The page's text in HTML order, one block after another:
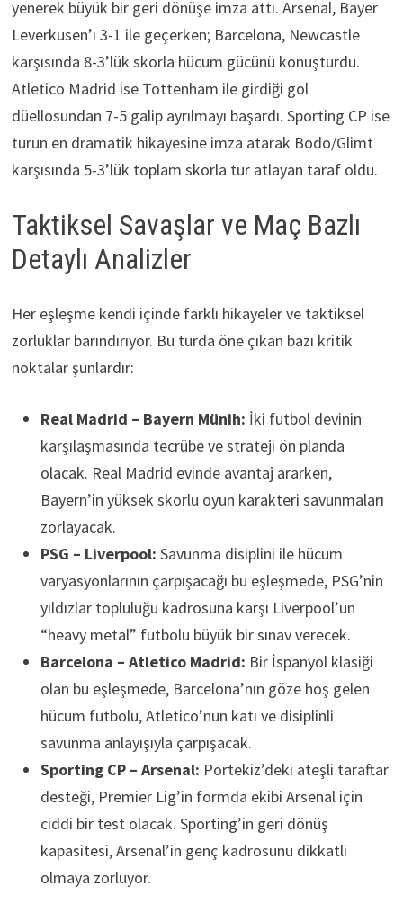
yenerek büyük bir geri dönüşe imza attı. Arsenal, Bayer
Leverkusen’ı 3-1 ile geçerken; Barcelona, Newcastle
karşısında 8-3’lük skorla hücum gücünü konuşturdu.
Atletico Madrid ise Tottenham ile girdiği gol
düellosundan 7-5 galip ayrılmayı başardı. Sporting CP ise
turun en dramatik hikayesine imza atarak Bodo/Glimt
karşısında 5-3’lük toplam skorla tur atlayan taraf oldu.
Taktiksel Savaşlar ve Maç Bazlı
Detaylı Analizler
Her eşleşme kendi içinde farklı hikayeler ve taktiksel
zorluklar barındırıyor. Bu turda öne çıkan bazı kritik
noktalar şunlardır:
Real Madrid – Bayern Münih: İki futbol devinin
karşılaşmasında tecrübe ve strateji ön planda
olacak. Real Madrid evinde avantaj ararken,
Bayern’in yüksek skorlu oyun karakteri savunmaları
zorlayacak.
PSG – Liverpool: Savunma disiplini ile hücum
varyasyonlarının çarpışacağı bu eşleşmede, PSG’nin
yıldızlar topluluğu kadrosuna karşı Liverpool’un
“heavy metal” futbolu büyük bir sınav verecek.
Barcelona – Atletico Madrid: Bir İspanyol klasiği
olan bu eşleşmede, Barcelona’nın göze hoş gelen
hücum futbolu, Atletico’nun katı ve disiplinli
savunma anlayışıyla çarpışacak.
Sporting CP – Arsenal: Portekiz’deki ateşli taraftar
desteği, Premier Lig’in formda ekibi Arsenal için
ciddi bir test olacak. Sporting’in geri dönüş
kapasitesi, Arsenal’in genç kadrosunu dikkatli
olmaya zorluyor.